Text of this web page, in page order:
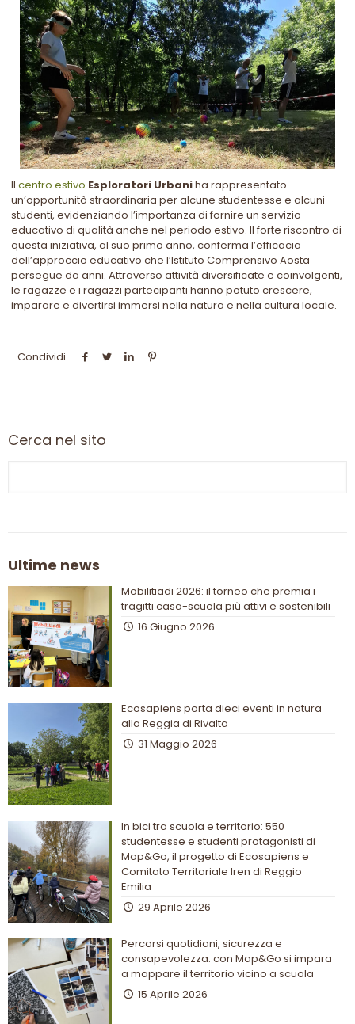
Ilcentro estivo Esploratori Urbaniha rappresentato
un’opportunità straordinaria per alcune studentesse e alcuni
studenti, evidenziando l’importanza di fornire un servizio
educativo di qualità anche nel periodo estivo. Il forte riscontro di
questa iniziativa, al suo primo anno, conferma l’efficacia
dell’approccio educativo che l’Istituto Comprensivo Aosta
persegue da anni. Attraverso attività diversificate e coinvolgenti,
le ragazze e i ragazzi partecipanti hanno potuto crescere,
imparare e divertirsi immersi nella natura e nella cultura locale.
Condividi
Cerca nel sito
Ultime news
Mobilitiadi 2026: il torneo che premia i
tragitti casa-scuola più attivi e sostenibili
16 Giugno 2026
Ecosapiens porta dieci eventi in natura
alla Reggia di Rivalta
31 Maggio 2026
In bici tra scuola e territorio: 550
studentesse e studenti protagonisti di
Map&Go, il progetto di Ecosapiens e
Comitato Territoriale Iren di Reggio
Emilia
29 Aprile 2026
Percorsi quotidiani, sicurezza e
consapevolezza: con Map&Go si impara
a mappare il territorio vicino a scuola
15 Aprile 2026